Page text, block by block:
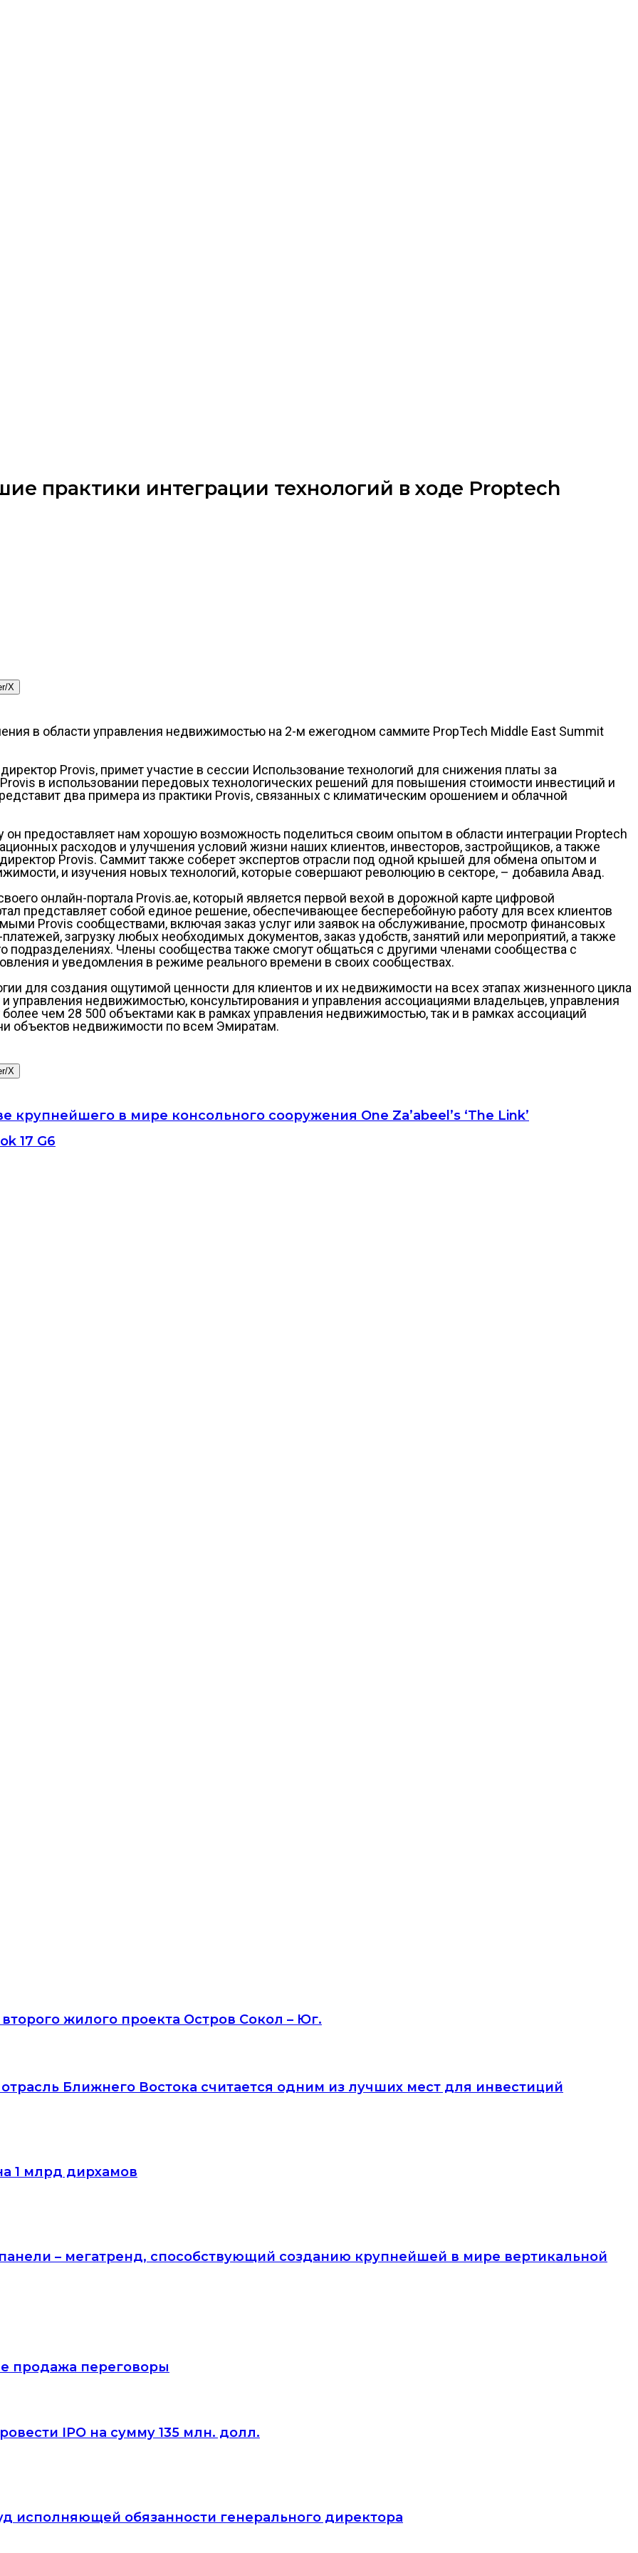
практики интеграции технологий в ходе Proptech
X
в области управления недвижимостью на 2-м ежегодном саммите PropTech Middle East Summit
Provis, примет участие в сессии Использование технологий для снижения платы за
в использовании передовых технологических решений для повышения стоимости инвестиций и
два примера из практики Provis, связанных с климатическим орошением и облачной
предоставляет нам хорошую возможность поделиться своим опытом в области интеграции Proptech
расходов и улучшения условий жизни наших клиентов, инвесторов, застройщиков, а также
Provis. Саммит также соберет экспертов отрасли под одной крышей для обмена опытом и
и изучения новых технологий, которые совершают революцию в секторе, – добавила Авад.
онлайн-портала Provis.ae, который является первой вехой в дорожной карте цифровой
представляет собой единое решение, обеспечивающее бесперебойную работу для всех клиентов
Provis сообществами, включая заказ услуг или заявок на обслуживание, просмотр финансовых
загрузку любых необходимых документов, заказ удобств, занятий или мероприятий, а также
Члены сообщества также смогут общаться с другими членами сообщества с
и уведомления в режиме реального времени в своих сообществах.
для создания ощутимой ценности для клиентов и их недвижимости на всех этапах жизненного цикла
управления недвижимостью, консультирования и управления ассоциациями владельцев, управления
чем 28 500 объектами как в рамках управления недвижимостью, так и в рамках ассоциаций
объектов недвижимости по всем Эмиратам.
X
в мире консольного сооружения One Za’abeel’s ‘The Link’
17 G6
жилого проекта Остров Сокол – Юг.
Ближнего Востока считается одним из лучших мест для инвестиций
1 млрд дирхамов
– мегатренд, способствующий созданию крупнейшей в мире вертикальной
продажа переговоры
IPO на сумму 135 млн. долл.
исполняющей обязанности генерального директора